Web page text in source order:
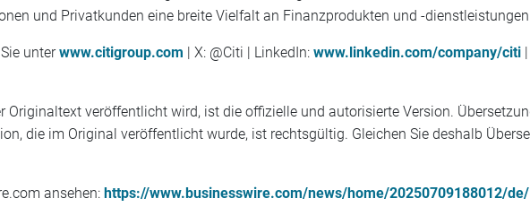
und Privatkunden eine breite Vielfalt an Finanzprodukten und -
unterwww.citigroup.com | X: @Citi | LinkedIn: www.linkedin.com/company/citi
Originaltext veröffentlicht wird, ist die offizielle und autorisierte Version.
die im Original veröffentlicht wurde, ist rechtsgültig. Gleichen Sie deshalb
ansehen: https://www.businesswire.com/news/home/20250709188012/de/